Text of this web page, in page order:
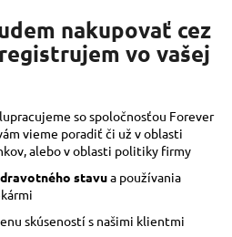
nakupovať cez
vo vašej
so spoločnosťou Forever
vieme poradiť či už v oblasti
alebo v oblasti politiky firmy
stavua používania
skúseností s našimi klientmi